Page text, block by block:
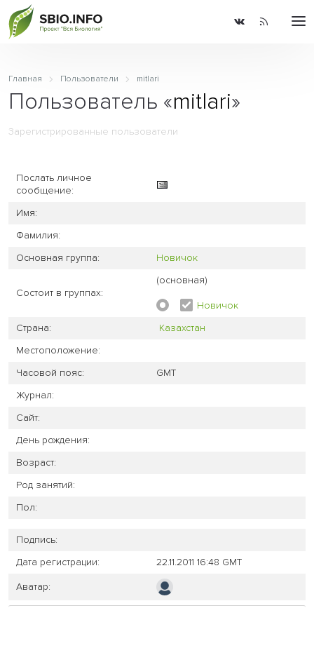
Главная Пользователи mitlari
Пользователь «mitlari»
Зарегистрированные пользователи
Послать личное
сообщение:
Имя:
Фамилия:
Основная группа:
Новичок
Состоит в группах:
(основная)
Новичок
Страна:
Казахстан
Местоположение:
Часовой пояс:
GMT
Журнал:
Сайт:
День рождения:
Возраст:
Род занятий:
Пол:
Подпись:
Дата регистрации:
22.11.2011 16:48 GMT
Аватар: